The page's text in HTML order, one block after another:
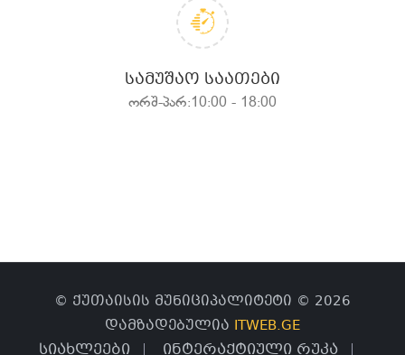
ᲡᲐᲛᲣᲨᲐᲝ ᲡᲐᲐᲗᲔᲑᲘ
ორშ-პარ:10:00 - 18:00
© ქუთაისის მუნიციპალიტეტი © 2026
დამზადებულია ITWEB.GE
სიახლეები ინტერაქტიული რუკა